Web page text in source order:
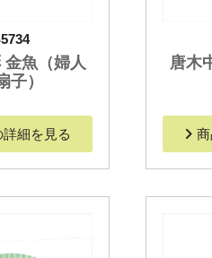
金魚（婦人
子）
細を見る
唐木